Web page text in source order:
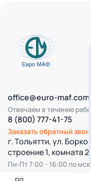
office@euro-maf.com
Отвечаем в течение
8 (800) 777-41-75
Заказать обратный
г. Тольятти, ул.
строение 1, комната 22
Пн-Пт 7:00 - 16:00 по мск